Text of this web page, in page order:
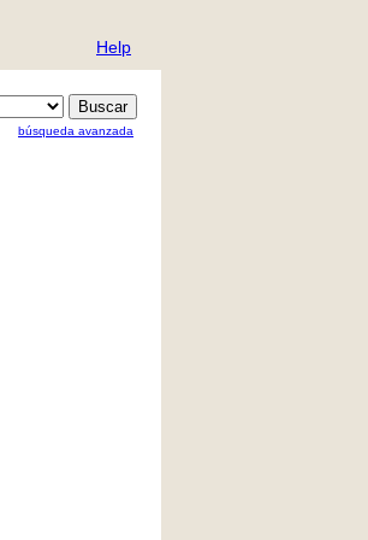
Help
búsqueda avanzada